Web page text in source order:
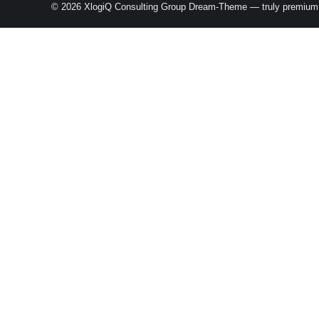
© 2026 XlogiQ Consulting Group Dream-Theme — truly